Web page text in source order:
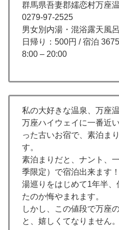
群馬県吾妻郡嬬恋村万座
0279-97-2525
男女別内湯・混浴露天風呂
日帰り：500円 / 宿泊
8:00 – 20:00
私の大好きな温泉、万座
万座ハイウェイに一番近
った古いお宿で、素泊ま
す。
素泊まりだと、ナント、
季限定）で宿泊出来ます！
湯巡りをはじめて1年半
たのか悔やまれます。
しかし、この値段で万座
と、嬉しくてなりません。